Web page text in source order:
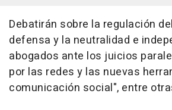
Debatirán sobre la regulación
defensa y la neutralidad e
abogados ante los juicios
por las redes y las nuevas
comunicación social", entre